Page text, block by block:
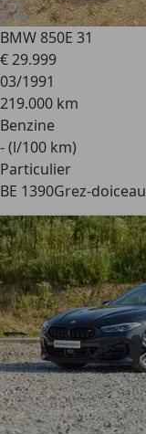
BMW 850E 31
€ 29.999
03/1991
219.000 km
Benzine
- (l/100 km)
Particulier
BE 1390Grez-doiceau